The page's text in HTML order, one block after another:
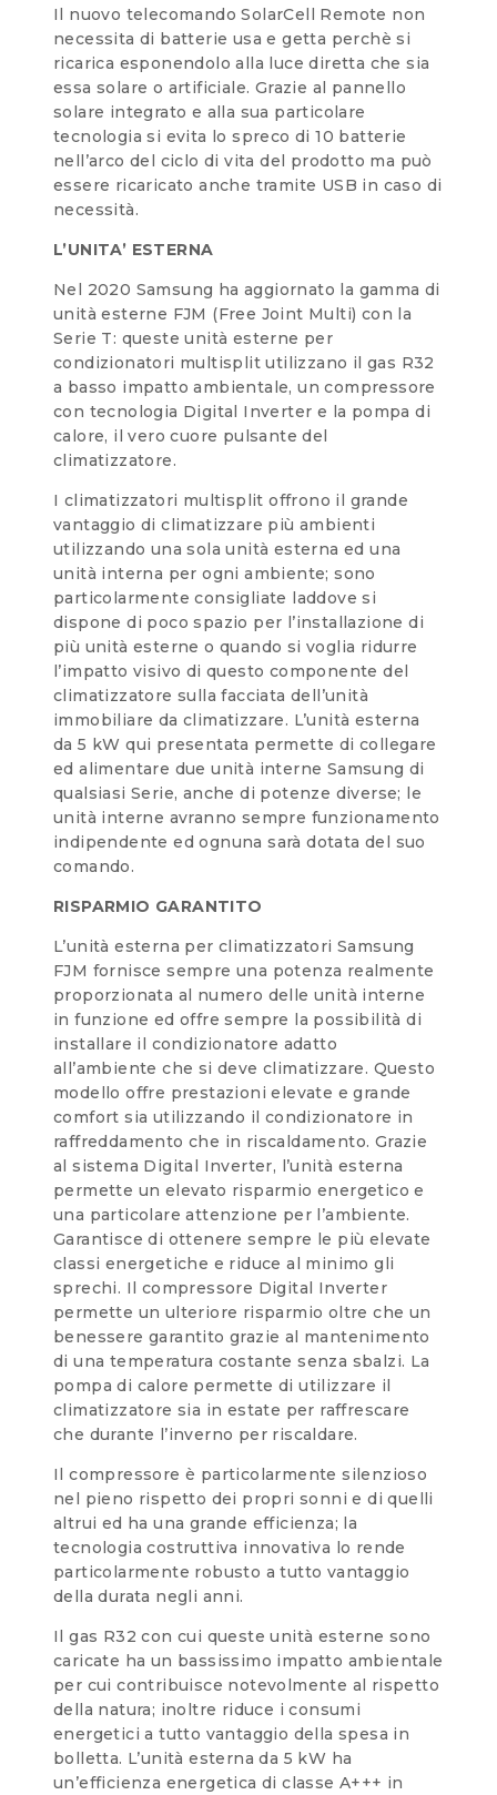
Il nuovo telecomando SolarCell Remote non
necessita di batterie usa e getta perchè si
ricarica esponendolo alla luce diretta che sia
essa solare o artificiale. Grazie al pannello
solare integrato e alla sua particolare
tecnologia si evita lo spreco di 10 batterie
nell’arco del ciclo di vita del prodotto ma può
essere ricaricato anche tramite USB in caso di
necessità.
L’UNITA’ ESTERNA
Nel 2020 Samsung ha aggiornato la gamma di
unità esterne FJM (Free Joint Multi) con la
Serie T: queste unità esterne per
condizionatori multisplit utilizzano il gas R32
a basso impatto ambientale, un compressore
con tecnologia Digital Inverter e la pompa di
calore, il vero cuore pulsante del
climatizzatore.
I climatizzatori multisplit offrono il grande
vantaggio di climatizzare più ambienti
utilizzando una sola unità esterna ed una
unità interna per ogni ambiente; sono
particolarmente consigliate laddove si
dispone di poco spazio per l’installazione di
più unità esterne o quando si voglia ridurre
l’impatto visivo di questo componente del
climatizzatore sulla facciata dell’unità
immobiliare da climatizzare. L’unità esterna
da 5 kW qui presentata permette di collegare
ed alimentare due unità interne Samsung di
qualsiasi Serie, anche di potenze diverse; le
unità interne avranno sempre funzionamento
indipendente ed ognuna sarà dotata del suo
comando.
RISPARMIO GARANTITO
L’unità esterna per climatizzatori Samsung
FJM fornisce sempre una potenza realmente
proporzionata al numero delle unità interne
in funzione ed offre sempre la possibilità di
installare il condizionatore adatto
all’ambiente che si deve climatizzare. Questo
modello offre prestazioni elevate e grande
comfort sia utilizzando il condizionatore in
raffreddamento che in riscaldamento. Grazie
al sistema Digital Inverter, l’unità esterna
permette un elevato risparmio energetico e
una particolare attenzione per l’ambiente.
Garantisce di ottenere sempre le più elevate
classi energetiche e riduce al minimo gli
sprechi. Il compressore Digital Inverter
permette un ulteriore risparmio oltre che un
benessere garantito grazie al mantenimento
di una temperatura costante senza sbalzi. La
pompa di calore permette di utilizzare il
climatizzatore sia in estate per raffrescare
che durante l’inverno per riscaldare.
Il compressore è particolarmente silenzioso
nel pieno rispetto dei propri sonni e di quelli
altrui ed ha una grande efficienza; la
tecnologia costruttiva innovativa lo rende
particolarmente robusto a tutto vantaggio
della durata negli anni.
Il gas R32 con cui queste unità esterne sono
caricate ha un bassissimo impatto ambientale
per cui contribuisce notevolmente al rispetto
della natura; inoltre riduce i consumi
energetici a tutto vantaggio della spesa in
bolletta. L’unità esterna da 5 kW ha
un’efficienza energetica di classe A+++ in